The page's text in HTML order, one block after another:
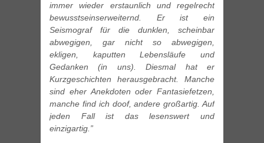
immer wieder erstaunlich und regelrecht
bewusstseinserweiternd. Er ist ein
Seismograf für die dunklen, scheinbar
abwegigen, gar nicht so abwegigen,
ekligen, kaputten Lebensläufe und
Gedanken (in uns). Diesmal hat er
Kurzgeschichten herausgebracht. Manche
sind eher Anekdoten oder Fantasiefetzen,
manche find ich doof, andere großartig. Auf
jeden Fall ist das lesenswert und
einzigartig.”